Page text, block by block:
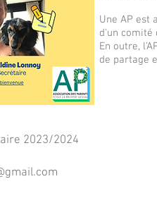
Une AP est
d'un comité
En outre,
de partage
2023/2024